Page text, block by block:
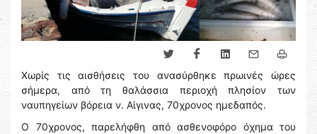
Χωρίς τις αισθήσεις του ανασύρθηκε πρωινές ώρες
σήμερα, από τη θαλάσσια περιοχή πλησίον των
ναυπηγείων βόρεια ν. Αίγινας, 70χρονος ημεδαπός.
Ο 70χρονος, παρελήφθη από ασθενοφόρο όχημα του